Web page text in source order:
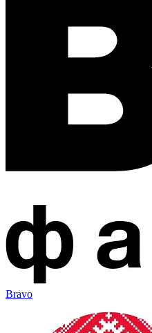
Bravo